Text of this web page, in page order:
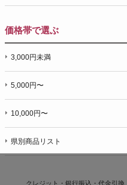
価格帯で選ぶ
3,000円未満
5,000円〜
10,000円〜
県別商品リスト
クレジット・銀行振込・代金引